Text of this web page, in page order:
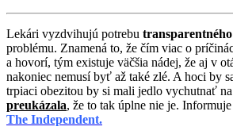
Lekári vyzdvihujú potrebu
problému. Znamená to, že čím viac o
a hovorí, tým existuje väčšia nádej, že aj v
nakoniec nemusí byť až také zlé. A hoci by
trpiaci obezitou by si mali jedlo vychutnať
preukázala, že to tak úplne nie je.
The Independent.